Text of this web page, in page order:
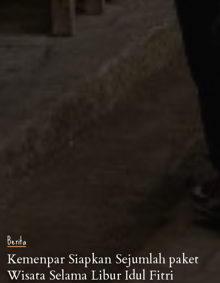
Berita
Kemenpar Siapkan Sejumlah paket
Wisata Selama Libur Idul Fitri